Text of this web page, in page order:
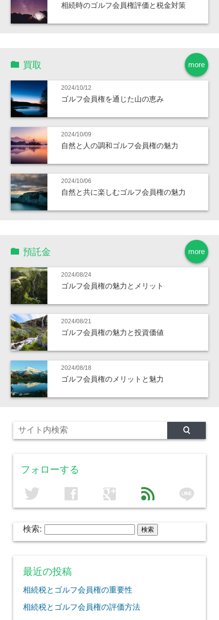
相続時のゴルフ会員権評価と税金対策
more
買取
2024/10/12
ゴルフ会員権を通じた山の恵み
2024/10/09
自然と人の調和ゴルフ会員権の魅力
2024/10/06
自然と共に楽しむゴルフ会員権の魅力
more
預託金
2024/08/24
ゴルフ会員権の魅力とメリット
2024/08/21
ゴルフ会員権の魅力と投資価値
2024/08/18
ゴルフ会員権のメリットと魅力
フォローする
twitter facebook google feed line
検索:
最近の投稿
相続税とゴルフ会員権の重要性
相続税とゴルフ会員権の評価方法